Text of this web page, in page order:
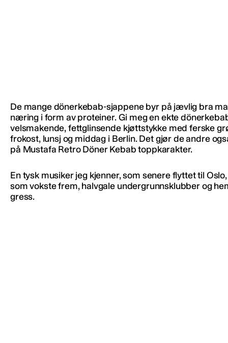
De mange dönerkebab-sjappene byr på jævlig bra
næring i form av proteiner. Gi meg en ekte
velsmakende, fettglinsende kjøttstykke med ferske
frokost, lunsj og middag i Berlin. Det gjør de andre
på Mustafa Retro Döner Kebab toppkarakter.
En tysk musiker jeg kjenner, som senere flyttet til
som vokste frem, halvgale undergrunnsklubber og
gress.